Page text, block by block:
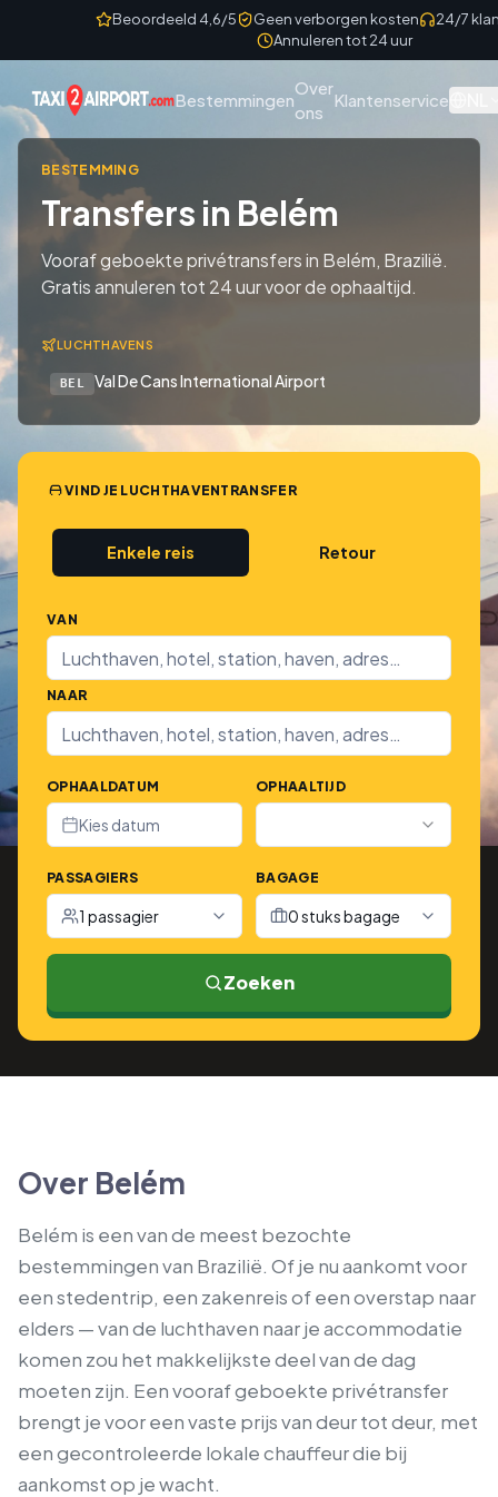
Skip to contentBeoordeeld 4,6/5 Geen verborgen kosten
24/7
Annuleren tot 24 uur
Bestemmingen
Over
ons
Klantenservice
BESTEMMING
Transfers in Belém
Vooraf geboekte privétransfers in Belém, Brazilië.
Gratis annuleren tot 24 uur voor de ophaaltijd.
LUCHTHAVENS
BEL Val De Cans International Airport
VIND JE LUCHTHAVENTRANSFER
Enkele reis Retour
VAN
NAAR
OPHAALDATUM
Kies datum
OPHAALTIJD
PASSAGIERS
1 passagier
BAGAGE
0 stuks bagage
Zoeken
Over Belém
Belém is een van de meest bezochte
bestemmingen van Brazilië. Of je nu aankomt voor
een stedentrip, een zakenreis of een overstap naar
elders — van de luchthaven naar je accommodatie
komen zou het makkelijkste deel van de dag
moeten zijn. Een vooraf geboekte privétransfer
brengt je voor een vaste prijs van deur tot deur, met
een gecontroleerde lokale chauffeur die bij
aankomst op je wacht.